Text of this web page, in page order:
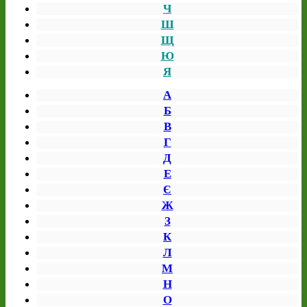
Ч
Ш
Щ
Ю
Я
А
Б
В
Г
Д
Е
Є
Ж
З
К
Л
М
Н
О